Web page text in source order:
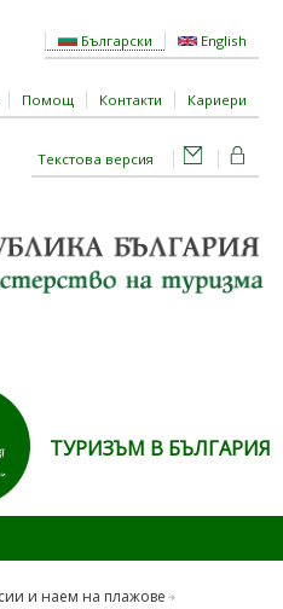
Български English
Помощ Контакти Кариери
Текстова версия
ТУРИЗЪМ В БЪЛГАРИЯ
и наем на плажове